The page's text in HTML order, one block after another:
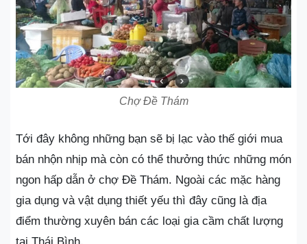
Chợ Đề Thám
Tới đây không những bạn sẽ bị lạc vào thế giới mua
bán nhộn nhịp mà còn có thể thưởng thức những món
ngon hấp dẫn ở chợ Đề Thám. Ngoài các mặc hàng
gia dụng và vật dụng thiết yếu thì đây cũng là địa
điểm thường xuyên bán các loại gia cầm chất lượng
tại Thái Bình.